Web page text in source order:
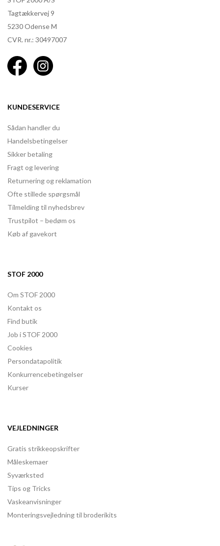
Tagtækkervej 9
5230 Odense M
CVR. nr.: 30497007
KUNDESERVICE
Sådan handler du
Handelsbetingelser
Sikker betaling
Fragt og levering
Returnering og reklamation
Ofte stillede spørgsmål
Tilmelding til nyhedsbrev
Trustpilot – bedøm os
Køb af gavekort
STOF 2000
Om STOF 2000
Kontakt os
Find butik
Job i STOF 2000
Cookies
Persondatapolitik
Konkurrencebetingelser
Kurser
VEJLEDNINGER
Gratis strikkeopskrifter
Måleskemaer
Syværksted
Tips og Tricks
Vaskeanvisninger
Monteringsvejledning til broderikits